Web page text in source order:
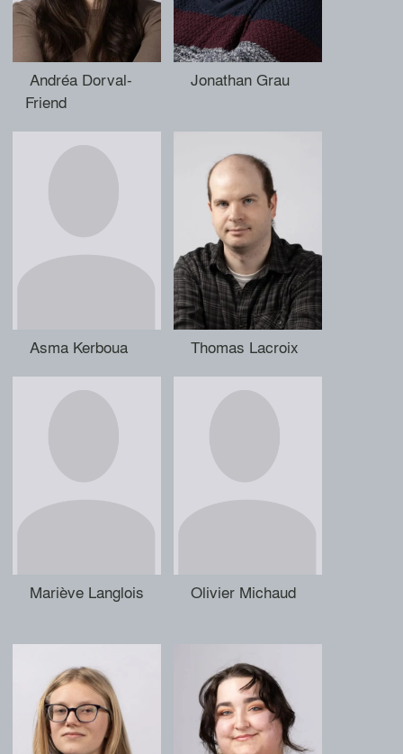
Andréa Dorval-
Friend
Jonathan Grau
Asma Kerboua Thomas Lacroix
Mariève Langlois Olivier Michaud